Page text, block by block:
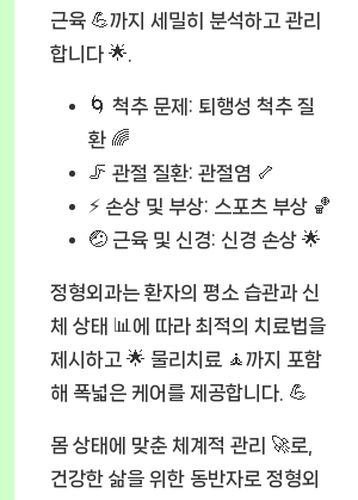
근육 💪까지 세밀히 분석하고 관리
합니다 🌟.
🌀 척추 문제: 퇴행성 척추 질
환 🌈
🦵 관절 질환: 관절염 🦴
⚡ 손상 및 부상: 스포츠 부상 🏀
🤕 근육 및 신경: 신경 손상 🌟
정형외과는 환자의 평소 습관과 신
체 상태 📊에 따라 최적의 치료법을
제시하고 🌟 물리치료 🧘까지 포함
해 폭넓은 케어를 제공합니다. 💪
몸 상태에 맞춘 체계적 관리 🚀로,
건강한 삶을 위한 동반자로 정형외